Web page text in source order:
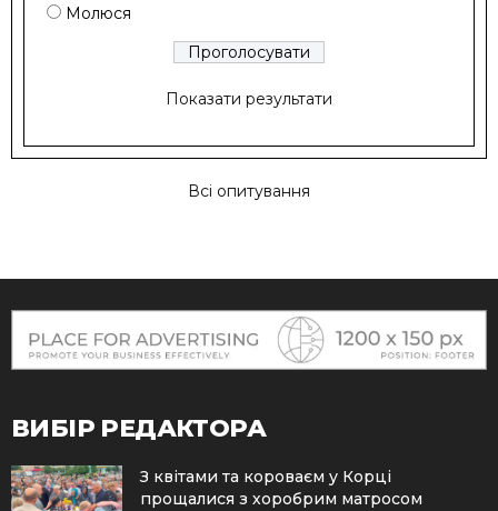
Молюся
Показати результати
Всі опитування
ВИБІР РЕДАКТОРА
З квітами та короваєм у Корці
прощалися з хоробрим матросом